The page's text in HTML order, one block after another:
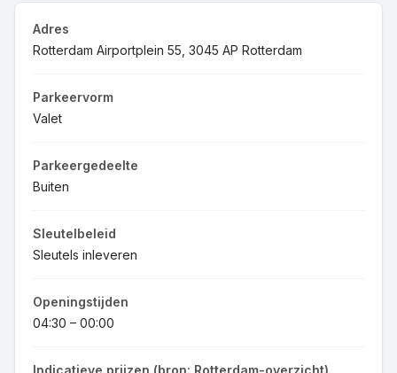
Adres
Rotterdam Airportplein 55, 3045 AP Rotterdam
Parkeervorm
Valet
Parkeergedeelte
Buiten
Sleutelbeleid
Sleutels inleveren
Openingstijden
04:30 – 00:00
Indicatieve prijzen (bron: Rotterdam-overzicht)